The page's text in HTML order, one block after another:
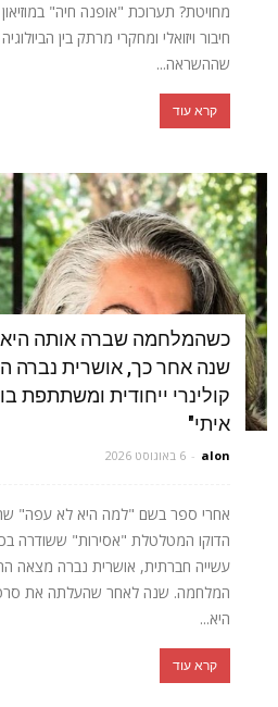
מחויטת? תערוכת "אופנה חיה"
חיבור ויזואלי ומחקרי מרתק בין
שההשראה...
קרא עוד
כשהמלחמה שברה אותה
שנה אחר כך, אושרית נברה
קולינרי ייחודית ומשתתפת
איתי"
alon
- 6 באוגוסט 2026
אחרי ספר בשם "למה היא לא עפה"
עשייה חברתית, אושרית נברה מצאה
המלחמה. שנה לאחר שהעלתה את
היא...
קרא עוד